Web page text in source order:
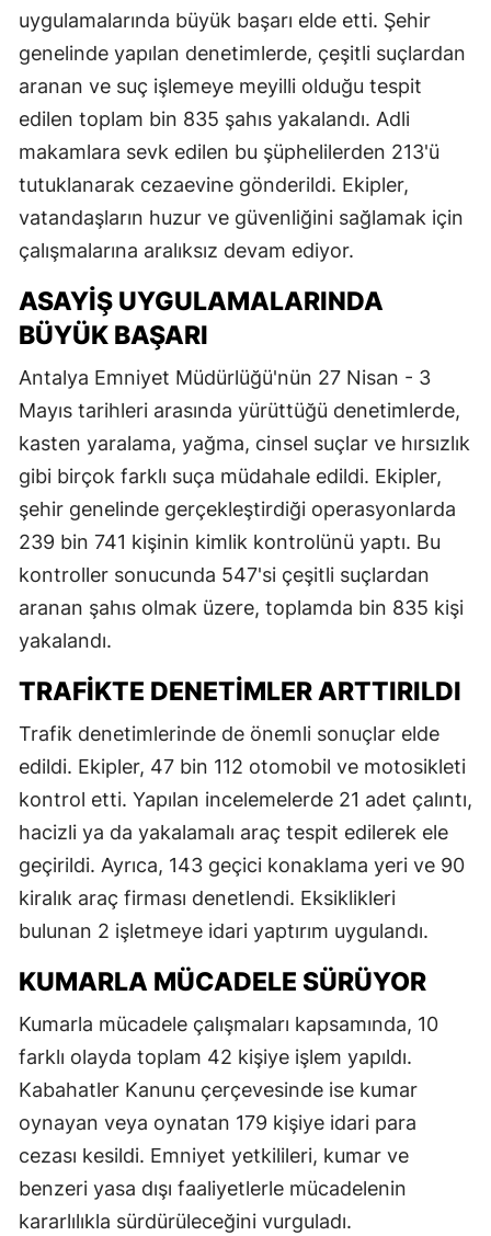
uygulamalarında büyük başarı elde etti. Şehir
genelinde yapılan denetimlerde, çeşitli suçlardan
aranan ve suç işlemeye meyilli olduğu tespit
edilen toplam bin 835 şahıs yakalandı. Adli
makamlara sevk edilen bu şüphelilerden 213'ü
tutuklanarak cezaevine gönderildi. Ekipler,
vatandaşların huzur ve güvenliğini sağlamak için
çalışmalarına aralıksız devam ediyor.
ASAYIŞ UYGULAMALARINDA
BÜYÜK BAŞARI
Antalya Emniyet Müdürlüğü'nün 27 Nisan - 3
Mayıs tarihleri arasında yürüttüğü denetimlerde,
kasten yaralama, yağma, cinsel suçlar ve hırsızlık
gibi birçok farklı suça müdahale edildi. Ekipler,
şehir genelinde gerçekleştirdiği operasyonlarda
239 bin 741 kişinin kimlik kontrolünü yaptı. Bu
kontroller sonucunda 547'si çeşitli suçlardan
aranan şahıs olmak üzere, toplamda bin 835 kişi
yakalandı.
TRAFIKTE DENETIMLER ARTTIRILDI
Trafik denetimlerinde de önemli sonuçlar elde
edildi. Ekipler, 47 bin 112 otomobil ve motosikleti
kontrol etti. Yapılan incelemelerde 21 adet çalıntı,
hacizli ya da yakalamalı araç tespit edilerek ele
geçirildi. Ayrıca, 143 geçici konaklama yeri ve 90
kiralık araç firması denetlendi. Eksiklikleri
bulunan 2 işletmeye idari yaptırım uygulandı.
KUMARLA MÜCADELE SÜRÜYOR
Kumarla mücadele çalışmaları kapsamında, 10
farklı olayda toplam 42 kişiye işlem yapıldı.
Kabahatler Kanunu çerçevesinde ise kumar
oynayan veya oynatan 179 kişiye idari para
cezası kesildi. Emniyet yetkilileri, kumar ve
benzeri yasa dışı faaliyetlerle mücadelenin
kararlılıkla sürdürüleceğini vurguladı.